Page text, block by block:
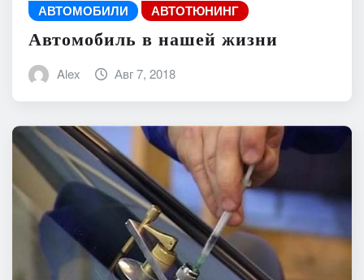
АВТОМОБИЛИ АВТОТЮНИНГ
Автомобиль в нашей жизни
Alex Авг 7, 2018